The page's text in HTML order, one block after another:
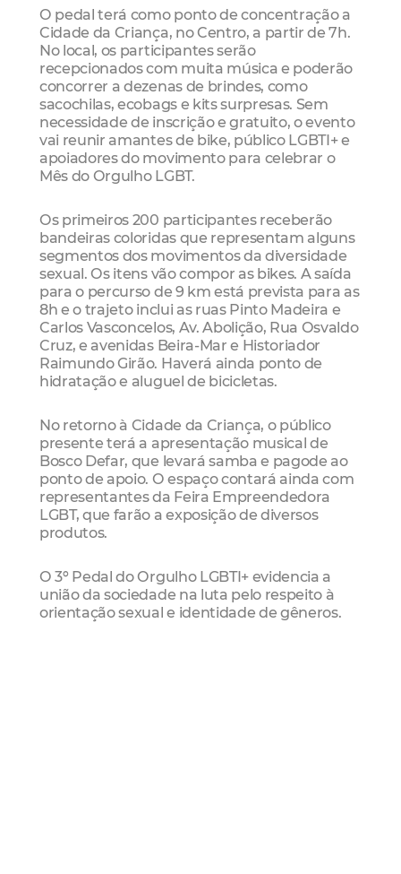
O pedal terá como ponto de concentração a
Cidade da Criança, no Centro, a partir de 7h.
No local, os participantes serão
recepcionados com muita música e poderão
concorrer a dezenas de brindes, como
sacochilas, ecobags e kits surpresas. Sem
necessidade de inscrição e gratuito, o evento
vai reunir amantes de bike, público LGBTI+ e
apoiadores do movimento para celebrar o
Mês do Orgulho LGBT.
Os primeiros 200 participantes receberão
bandeiras coloridas que representam alguns
segmentos dos movimentos da diversidade
sexual. Os itens vão compor as bikes. A saída
para o percurso de 9 km está prevista para as
8h e o trajeto inclui as ruas Pinto Madeira e
Carlos Vasconcelos, Av. Abolição, Rua Osvaldo
Cruz, e avenidas Beira-Mar e Historiador
Raimundo Girão. Haverá ainda ponto de
hidratação e aluguel de bicicletas.
No retorno à Cidade da Criança, o público
presente terá a apresentação musical de
Bosco Defar, que levará samba e pagode ao
ponto de apoio. O espaço contará ainda com
representantes da Feira Empreendedora
LGBT, que farão a exposição de diversos
produtos.
O 3º Pedal do Orgulho LGBTI+ evidencia a
união da sociedade na luta pelo respeito à
orientação sexual e identidade de gêneros.